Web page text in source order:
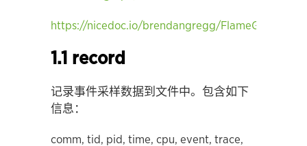
https://nicedoc.io/brendangregg/FlameGraph
1.1 record
记录事件采样数据到文件中。包含如下
信息：
comm, tid, pid, time, cpu, event, trace,